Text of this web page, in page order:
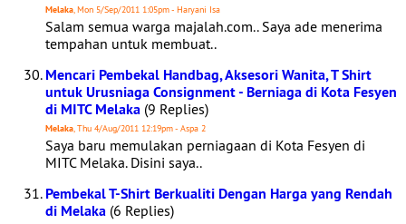
Melaka, Mon 5/Sep/2011 1:05pm - Haryani Isa
Salam semua warga majalah.com.. Saya ade menerima
tempahan untuk membuat..
Mencari Pembekal Handbag, Aksesori Wanita, T Shirt
untuk Urusniaga Consignment - Berniaga di Kota Fesyen
di MITC Melaka (9 Replies)
Melaka, Thu 4/Aug/2011 12:19pm - Aspa 2
Saya baru memulakan perniagaan di Kota Fesyen di
MITC Melaka. Disini saya..
Pembekal T-Shirt Berkualiti Dengan Harga yang Rendah
di Melaka (6 Replies)